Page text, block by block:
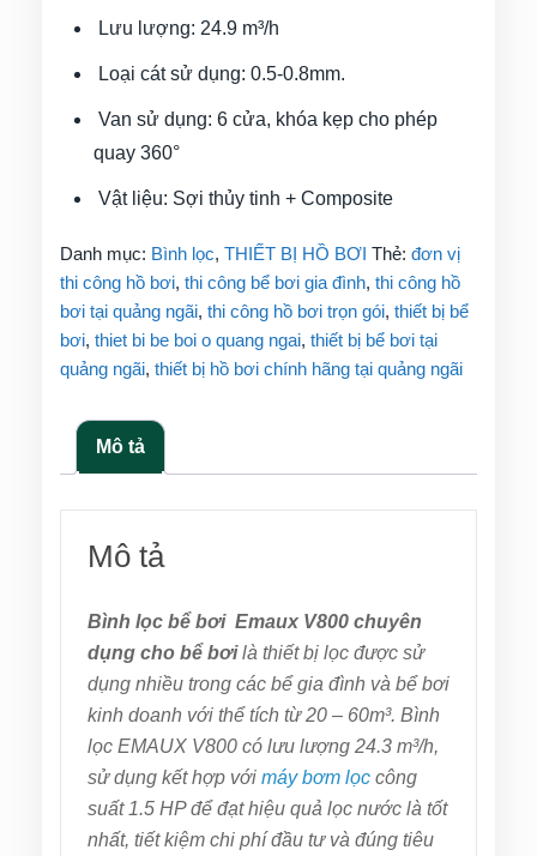
Lưu lượng: 24.9 m³/h
Loại cát sử dụng: 0.5-0.8mm.
Van sử dụng: 6 cửa, khóa kẹp cho phép
quay 360°
Vật liệu: Sợi thủy tinh + Composite
Danh mục: Bình lọc, THIẾT BỊ HỒ BƠI Thẻ: đơn vị
thi công hồ bơi, thi công bể bơi gia đình, thi công hồ
bơi tại quảng ngãi, thi công hồ bơi trọn gói, thiết bị bể
bơi, thiet bi be boi o quang ngai, thiết bị bể bơi tại
quảng ngãi, thiết bị hồ bơi chính hãng tại quảng ngãi
Mô tả
Mô tả
Bình lọc bể bơi Emaux V800 chuyên
dụng cho bể bơi là thiết bị lọc được sử
dụng nhiều trong các bể gia đình và bể bơi
kinh doanh với thể tích từ 20 – 60m³. Bình
lọc EMAUX V800 có lưu lượng 24.3 m³/h,
sử dụng kết hợp với máy bơm lọc công
suất 1.5 HP để đạt hiệu quả lọc nước là tốt
nhất, tiết kiệm chi phí đầu tư và đúng tiêu